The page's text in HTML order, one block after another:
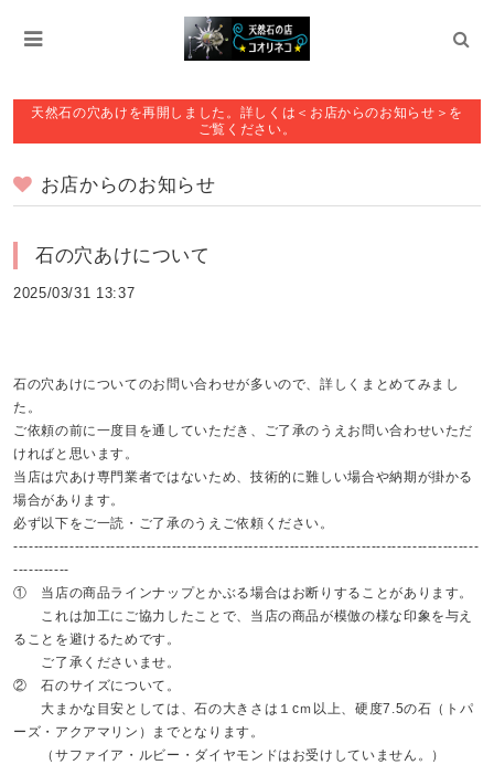
天然石の穴あけを再開しました。詳しくは＜お店からのお知らせ＞を
ご覧ください。
お店からのお知らせ
石の穴あけについて
2025/03/31 13:37
石の穴あけについてのお問い合わせが多いので、詳しくまとめてみまし
た。
ご依頼の前に一度目を通していただき、ご了承のうえお問い合わせいただ
ければと思います。
当店は穴あけ専門業者ではないため、技術的に難しい場合や納期が掛かる
場合があります。
必ず以下をご一読・ご了承のうえご依頼ください。
-------------------------------------------------------------------------------------------
-----------
① 当店の商品ラインナップとかぶる場合はお断りすることがあります。
これは加工にご協力したことで、当店の商品が模倣の様な印象を与え
ることを避けるためです。
ご了承くださいませ。
② 石のサイズについて。
大まかな目安としては、石の大きさは１cｍ以上、硬度7.5の石（トパ
ーズ・アクアマリン）までとなります。
（サファイア・ルビー・ダイヤモンドはお受けしていません。）